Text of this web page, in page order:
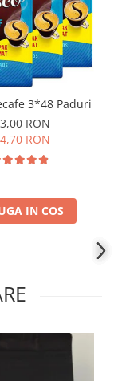
3*48 Paduri
RON
RON
IN COS